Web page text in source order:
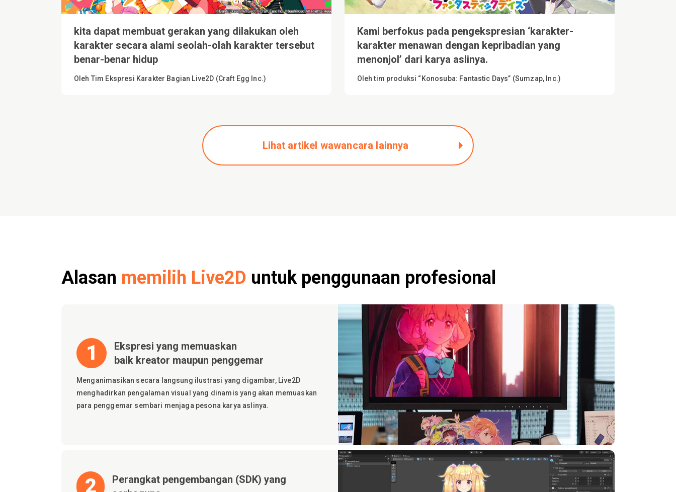
kita dapat membuat gerakan yang dilakukan oleh
karakter secara alami seolah-olah karakter tersebut
benar-benar hidup
Oleh Tim Ekspresi Karakter Bagian Live2D (Craft Egg Inc.)
Kami berfokus pada pengekspresian ‘karakter-
karakter menawan dengan kepribadian yang
menonjol’ dari karya aslinya.
Oleh tim produksi “Konosuba: Fantastic Days” (Sumzap, Inc.)
Lihat artikel wawancara lainnya
Alasan memilih Live2D untuk penggunaan profesional
1
Ekspresi yang memuaskan
baik kreator maupun penggemar
Menganimasikan secara langsung ilustrasi yang digambar, Live2D
menghadirkan pengalaman visual yang dinamis yang akan memuaskan
para penggemar sembari menjaga pesona karya aslinya.
2
Perangkat pengembangan (SDK) yang